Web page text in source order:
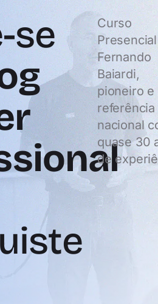
se
Curso
Fernando
Baiardi,
pioneiro e
referência
nacional
quase 30
de